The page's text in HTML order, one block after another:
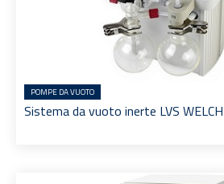
POMPE DA VUOTO
Sistema da vuoto inerte LVS WELCH